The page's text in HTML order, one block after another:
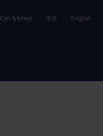
Cyn-fyfyrwyr 中文 English